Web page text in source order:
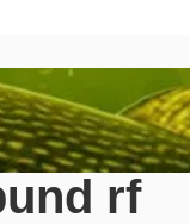
rf